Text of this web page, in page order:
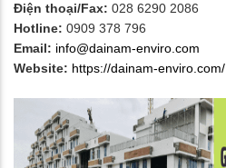
Điện thoại/Fax: 028 6290 2086
Hotline: 0909 378 796
Email: info@dainam-enviro.com
Website: https://dainam-enviro.com/